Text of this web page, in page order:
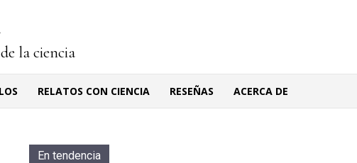
la ciencia
RELATOS CON CIENCIA RESEÑAS ACERCA DE
En tendencia